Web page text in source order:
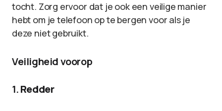
tocht. Zorg ervoor dat je ook een veilige manier
hebt om je telefoon op te bergen voor als je
deze niet gebruikt.
Veiligheid voorop
1.Redder